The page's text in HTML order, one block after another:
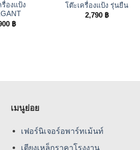
รื่องแป้ง
฿
โต๊ะเครื่องแป้ง รุ่นยืน
2,790 ฿
เมนูย่อย
เฟอร์นิเจอร์อพาร์ทเม้นท์
เตียงเหล็กราคาโรงงาน